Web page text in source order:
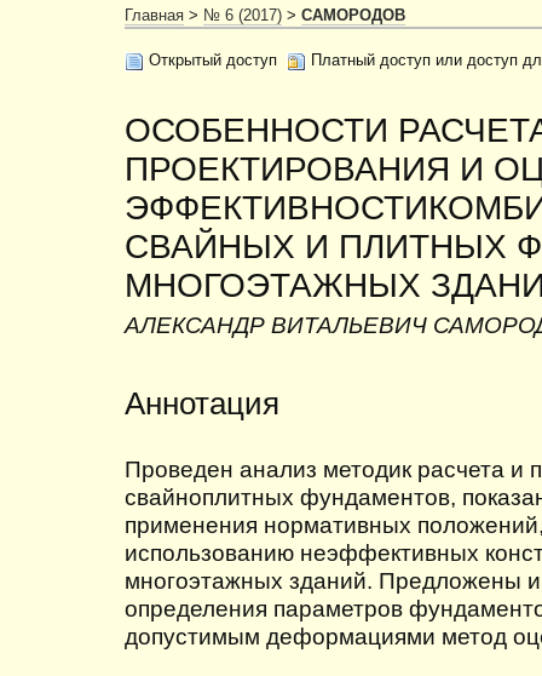
Главная > № 6 (2017) > САМОРОДОВ
Открытый доступ Платный доступ или доступ
ОСОБЕННОСТИ
ПРОЕКТИРОВАНИЯ И
СВАЙНЫХ И ПЛИТНЫХ
МНОГОЭТАЖНЫХ
АЛЕКСАНДР ВИТАЛЬЕВИЧ
Аннотация
Проведен анализ методик расчета и
свайноплитных фундаментов,
применения нормативных
использованию неэффективных
многоэтажных зданий. Предложены
определения параметров
допустимым деформациями метод